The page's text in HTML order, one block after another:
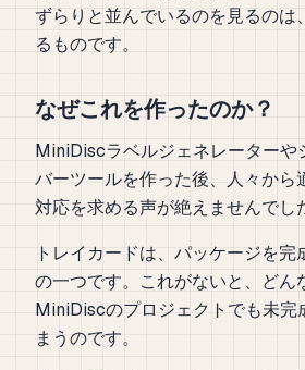
ずらりと並んでいるのを見るのは
るものです。
なぜこれを作ったのか？
MiniDiscラベルジェネレーターや
バーツールを作った後、人々から
対応を求める声が絶えませんでし
トレイカードは、パッケージを完
の一つです。これがないと、どん
MiniDiscのプロジェクトでも未完
まうのです。